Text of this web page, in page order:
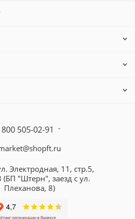
505-02-91
Электродная, 11, стр.5,
(БП "Штерн", заезд с ул.
Плеханова, 8)